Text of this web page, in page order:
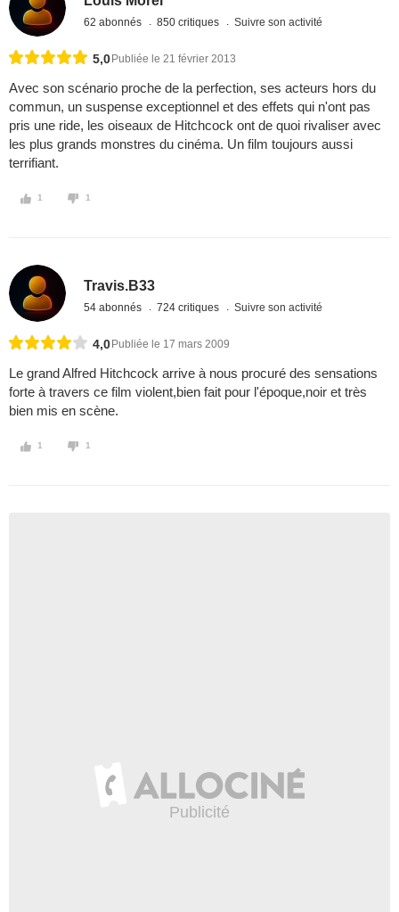
62 abonnés 850 critiques Suivre son activité
5,0 Publiée le 21 février 2013
Avec son scénario proche de la perfection, ses acteurs hors du
commun, un suspense exceptionnel et des effets qui n'ont pas
pris une ride, les oiseaux de Hitchcock ont de quoi rivaliser avec
les plus grands monstres du cinéma. Un film toujours aussi
terrifiant.
1 1
Travis.B33
54 abonnés 724 critiques Suivre son activité
4,0 Publiée le 17 mars 2009
Le grand Alfred Hitchcock arrive à nous procuré des sensations
forte à travers ce film violent,bien fait pour l'époque,noir et très
bien mis en scène.
1 1